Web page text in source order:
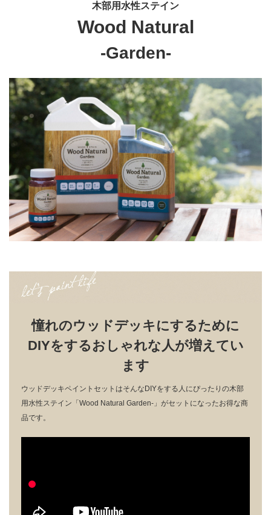
木部用水性ステイン
Wood Natural
-Garden-
憧れのウッドデッキにするために
DIYをするおしゃれな人が増えてい
ます
ウッドデッキペイントセットはそんなDIYをする人にぴったりの木部
用水性ステイン「Wood Natural Garden-」がセットになったお得な商
品です。